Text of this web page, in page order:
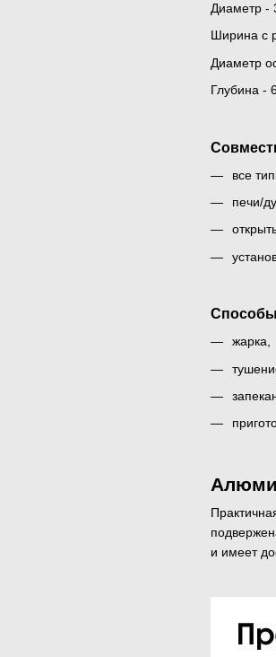
Диаметр -
Ширина с
Диаметр
Глубина -
все
печи/
Способы
жарка,
и имеет